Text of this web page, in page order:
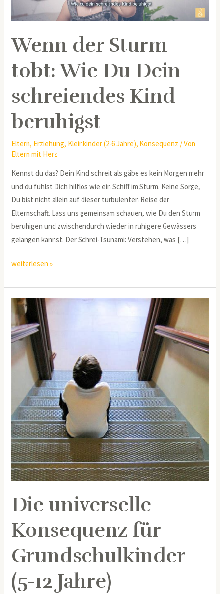
Wenn der Sturm
tobt: Wie Du Dein
schreiendes Kind
beruhigst
Eltern, Erziehung, Kleinkinder (2-6 Jahre), Konsequenz / Von
Eltern mit Herz
Kennst du das? Dein Kind schreit als gäbe es kein Morgen mehr
und du fühlst Dich hilflos wie ein Schiff im Sturm. Keine Sorge,
Du bist nicht allein auf dieser turbulenten Reise der
Elternschaft. Lass uns gemeinsam schauen, wie Du den Sturm
beruhigen und zwischendurch wieder in ruhigere Gewässers
gelangen kannst. Der Schrei-Tsunami: Verstehen, was […]
schreiendes
Kind
weiterlesen »
Die universelle
Konsequenz für
Grundschulkinder
(5-12 Jahre)
Die
universelle
Konsequenz
für
Grundschulkinder
Jahre)